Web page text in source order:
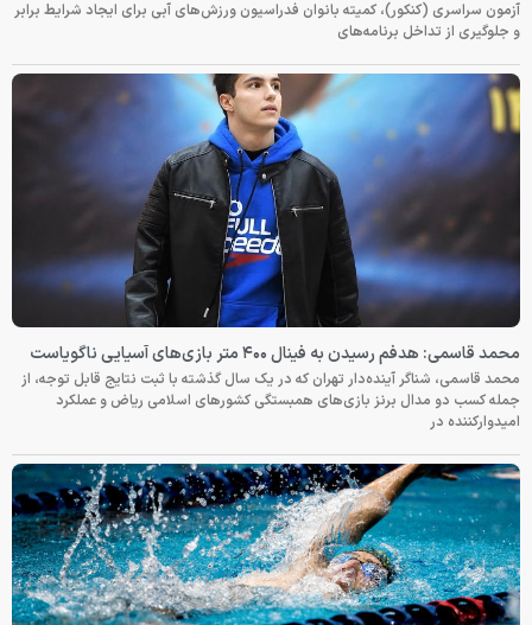
آزمون سراسری (کنکور)، کمیته بانوان فدراسیون ورزش‌های آبی برای ایجاد شرایط برابر
و جلوگیری از تداخل برنامه‌های
محمد قاسمی: هدفم رسیدن به فینال ۴۰۰ متر بازی‌های آسیایی ناگویاست
محمد قاسمی، شناگر آینده‌دار تهران که در یک سال گذشته با ثبت نتایج قابل توجه، از
جمله کسب دو مدال برنز بازی‌های همبستگی کشورهای اسلامی ریاض و عملکرد
امیدوارکننده در